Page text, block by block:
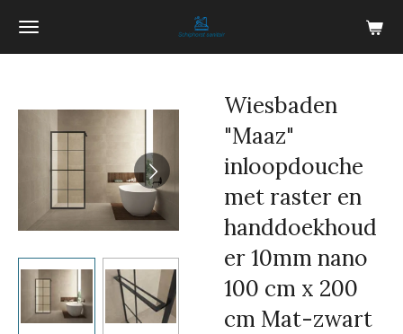
Ga
Wiesbaden
"Maaz"
inloopdouche
met raster en
handdoekhoud
er 10mm nano
100 cm x 200
cm Mat-zwart